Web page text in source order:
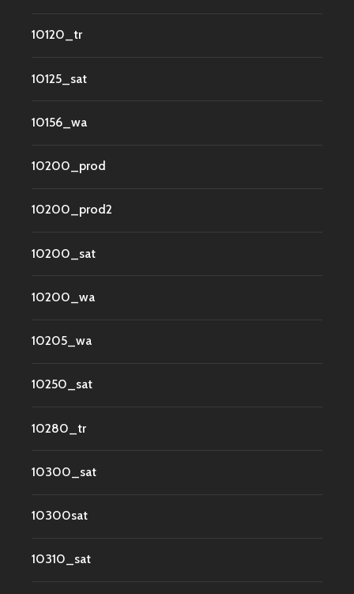
10120_tr
10125_sat
10156_wa
10200_prod
10200_prod2
10200_sat
10200_wa
10205_wa
10250_sat
10280_tr
10300_sat
10300sat
10310_sat